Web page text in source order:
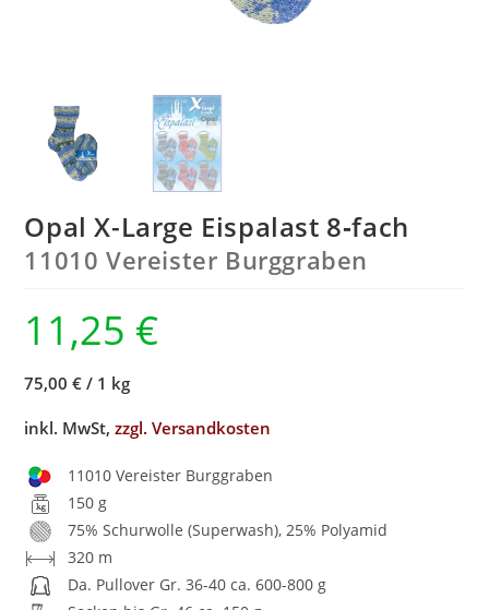
Opal X-Large Eispalast 8‑fach
11010 Vereister Burggraben
11,25 €
75,00 € / 1 kg
inkl. MwSt,zzgl. Versandkosten
11010 Vereister Burggraben
150 g
75% Schurwolle (Superwash), 25% Polyamid
320 m
Da. Pullover Gr. 36-40 ca. 600-800 g